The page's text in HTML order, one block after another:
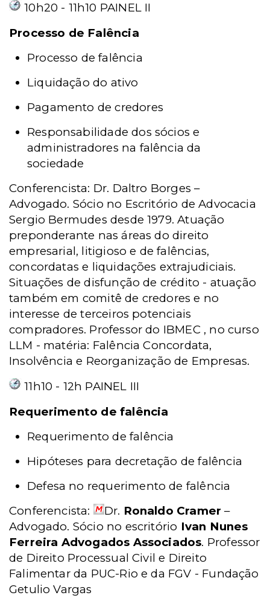
10h20 - 11h10 PAINEL II
Processo de Falência
Processo de falência
Liquidação do ativo
Pagamento de credores
Responsabilidade dos sócios e
administradores na falência da
sociedade
Conferencista: Dr. Daltro Borges –
Advogado. Sócio no Escritório de Advocacia
Sergio Bermudes desde 1979. Atuação
preponderante nas áreas do direito
empresarial, litigioso e de falências,
concordatas e liquidações extrajudiciais.
Situações de disfunção de crédito - atuação
também em comitê de credores e no
interesse de terceiros potenciais
compradores. Professor do IBMEC , no curso
LLM - matéria: Falência Concordata,
Insolvência e Reorganização de Empresas.
11h10 - 12h PAINEL III
Requerimento de falência
Requerimento de falência
Hipóteses para decretação de falência
Defesa no requerimento de falência
Conferencista:
Dr. Ronaldo Cramer –
Advogado. Sócio no escritório Ivan Nunes
Ferreira Advogados Associados. Professor
de Direito Processual Civil e Direito
Falimentar da PUC-Rio e da FGV - Fundação
Getulio Vargas